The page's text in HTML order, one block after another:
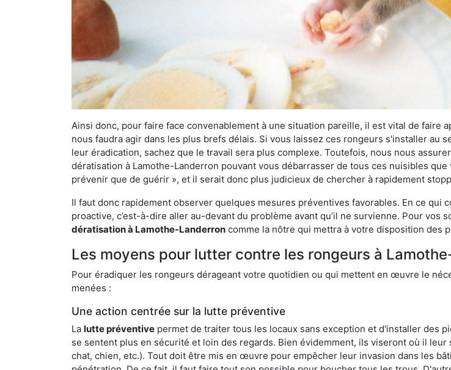
Ainsi donc, pour faire face convenablement à une situation pareille, il est vital de faire
nous faudra agir dans les plus brefs délais. Si vous laissez ces rongeurs s'installer au
leur éradication, sachez que le travail sera plus complexe. Toutefois, nous nous
dératisation à Lamothe-Landerron pouvant vous débarrasser de tous ces nuisibles
prévenir que de guérir », et il serait donc plus judicieux de chercher à rapidement
Il faut donc rapidement observer quelques mesures préventives favorables. En ce qui
proactive, c’est-à-dire aller au-devant du problème avant qu’il ne survienne. Pour vos
dératisation à Lamothe-Landerron comme la nôtre qui mettra à votre disposition des
Les moyens pour lutter contre les rongeurs à
Pour éradiquer les rongeurs dérageant votre quotidien ou qui mettent en œuvre le
menées :
Une action centrée sur la lutte préventive
La lutte préventive permet de traiter tous les locaux sans exception et d'installer des
se sentent plus en sécurité et loin des regards. Bien évidemment, ils viseront où il
chat, chien, etc.). Tout doit être mis en œuvre pour empêcher leur invasion dans les